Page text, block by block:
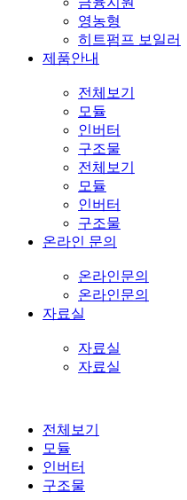
영농형
히트펌프 보일러
제품안내
전체보기
모듈
인버터
구조물
전체보기
모듈
인버터
구조물
온라인 문의
온라인문의
온라인문의
자료실
자료실
자료실
전체보기
모듈
인버터
구조물